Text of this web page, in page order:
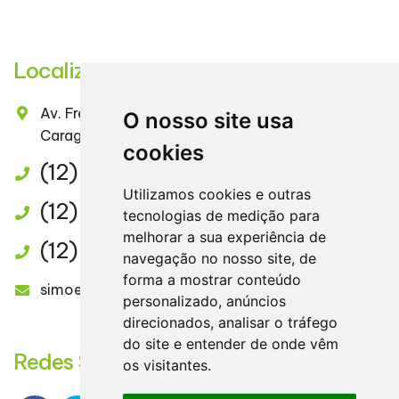
O nosso site usa
cookies
Utilizamos cookies e outras
tecnologias de medição para
melhorar a sua experiência de
navegação no nosso site, de
forma a mostrar conteúdo
personalizado, anúncios
direcionados, analisar o tráfego
do site e entender de onde vêm
os visitantes.
Localização
Av. Frei Pacifico Wagner, Nº 621 – Centro
Caraguatatuba / SP
(12) 3882-1237
(12) 3882-4669
(12) 3882-2844
simoescontabilidade@uol.com.br
Redes Sociais